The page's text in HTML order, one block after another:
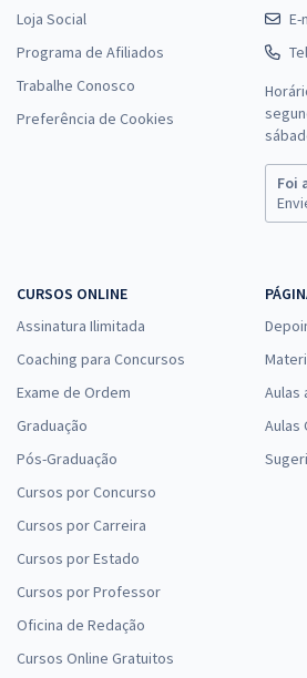
Loja Social
Programa de Afiliados
Trabalhe Conosco
Preferência de Cookies
E-
Foi
CURSOS ONLINE
Assinatura Ilimitada
Coaching para Concursos
Exame de Ordem
Graduação
Pós-Graduação
Cursos por Concurso
Cursos por Carreira
Cursos por Estado
Cursos por Professor
Oficina de Redação
Cursos Online Gratuitos
Aulas
Aulas